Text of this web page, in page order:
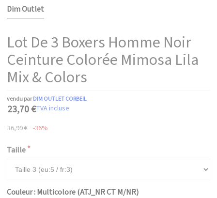
Dim Outlet
Lot De 3 Boxers Homme Noir
Ceinture Colorée Mimosa Lila
Mix & Colors
vendu parDIM OUTLET CORBEIL
23,70 €TVA incluse
36,99 € -36%
Taille
Couleur : Multicolore (ATJ_NR CT M/NR)